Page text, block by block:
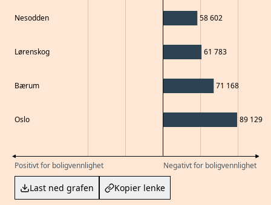
Negativt for boligvennlighet
Positivt for boligvennlighet
Nesodden
Lørenskog
Bærum
Oslo
58 602
61 783
71 168
89 129
Last ned grafen Kopier lenke